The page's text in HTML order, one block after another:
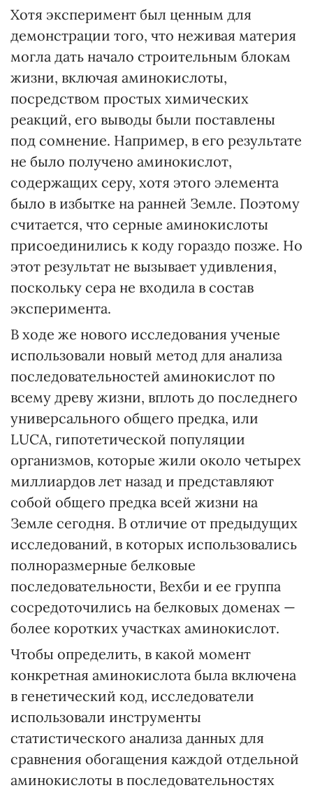
Хотя эксперимент был ценным для
демонстрации того, что неживая материя
могла дать начало строительным блокам
жизни, включая аминокислоты,
посредством простых химических
реакций, его выводы были поставлены
под сомнение. Например, в его результате
не было получено аминокислот,
содержащих серу, хотя этого элемента
было в избытке на ранней Земле. Поэтому
считается, что серные аминокислоты
присоединились к коду гораздо позже. Но
этот результат не вызывает удивления,
поскольку сера не входила в состав
эксперимента.
В ходе же нового исследования ученые
использовали новый метод для анализа
последовательностей аминокислот по
всему древу жизни, вплоть до последнего
универсального общего предка, или
LUCA, гипотетической популяции
организмов, которые жили около четырех
миллиардов лет назад и представляют
собой общего предка всей жизни на
Земле сегодня. В отличие от предыдущих
исследований, в которых использовались
полноразмерные белковые
последовательности, Вехби и ее группа
сосредоточились на белковых доменах —
более коротких участках аминокислот.
Чтобы определить, в какой момент
конкретная аминокислота была включена
в генетический код, исследователи
использовали инструменты
статистического анализа данных для
сравнения обогащения каждой отдельной
аминокислоты в последовательностях